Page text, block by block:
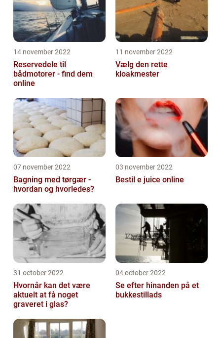
14 november 2022
Reservedele til
bådmotorer - find dem
online
11 november 2022
Vælg den rette
kloakmester
07 november 2022
Bagning med tørgær -
hvordan og hvorledes?
03 november 2022
Bestil e juice online
31 october 2022
Hvornår kan det være
aktuelt at få noget
graveret i glas?
04 october 2022
Se efter hinanden på et
bukkestillads